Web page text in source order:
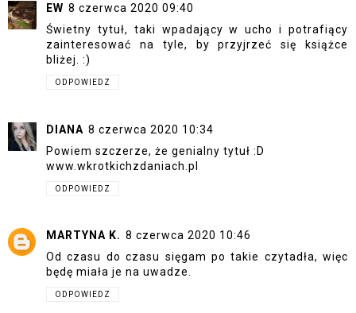
EW 8 czerwca 2020 09:40
Świetny tytuł, taki wpadający w ucho i potrafiący
zainteresować na tyle, by przyjrzeć się książce
bliżej. :)
ODPOWIEDZ
DIANA 8 czerwca 2020 10:34
Powiem szczerze, że genialny tytuł :D
www.wkrotkichzdaniach.pl
ODPOWIEDZ
MARTYNA K. 8 czerwca 2020 10:46
Od czasu do czasu sięgam po takie czytadła, więc
będę miała je na uwadze.
ODPOWIEDZ